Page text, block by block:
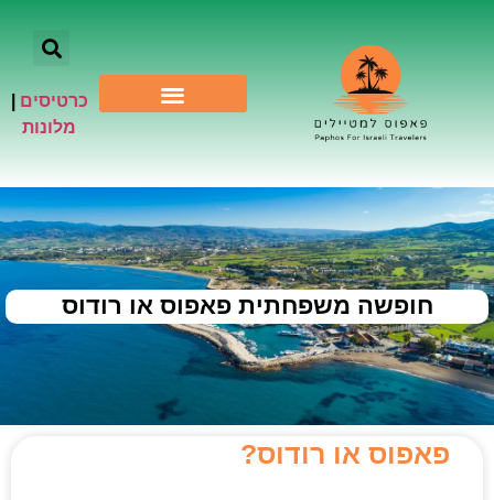
כרטיסים
מלונות
חופשה משפחתית פאפוס או רודוס
פאפוס או רודוס?